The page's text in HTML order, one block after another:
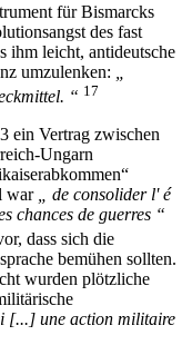
für Bismarcks
des fast
ihm leicht, antideutsche
umzulenken:
“ 17
ein Vertrag zwischen
Ungarn
war
„ de consolider l' é
chances de guerres “
dass sich die
bemühen sollten.
wurden plötzliche
[...] une action militaire